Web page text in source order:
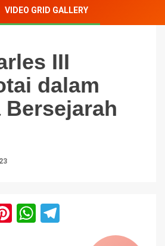
VIDEO GRID GALLERY
III
dalam
Bersejarah
Pinterest
WhatsApp